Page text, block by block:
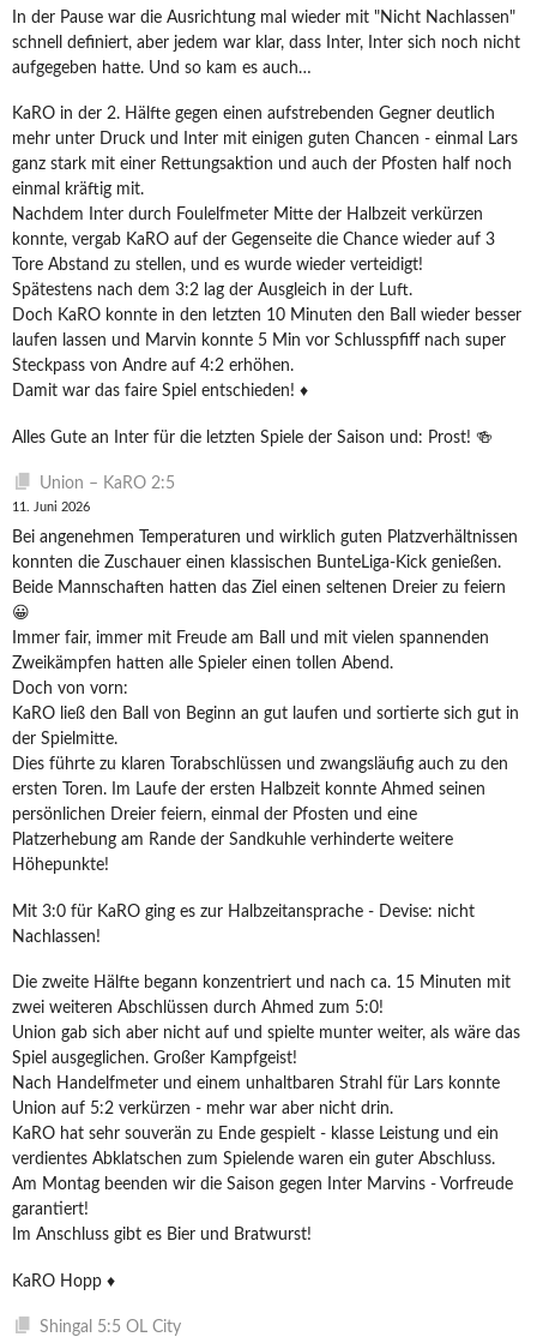
In der Pause war die Ausrichtung mal wieder mit "Nicht Nachlassen"
schnell definiert, aber jedem war klar, dass Inter, Inter sich noch nicht
aufgegeben hatte. Und so kam es auch…
KaRO in der 2. Hälfte gegen einen aufstrebenden Gegner deutlich
mehr unter Druck und Inter mit einigen guten Chancen - einmal Lars
ganz stark mit einer Rettungsaktion und auch der Pfosten half noch
einmal kräftig mit.
Nachdem Inter durch Foulelfmeter Mitte der Halbzeit verkürzen
konnte, vergab KaRO auf der Gegenseite die Chance wieder auf 3
Tore Abstand zu stellen, und es wurde wieder verteidigt!
Spätestens nach dem 3:2 lag der Ausgleich in der Luft.
Doch KaRO konnte in den letzten 10 Minuten den Ball wieder besser
laufen lassen und Marvin konnte 5 Min vor Schlusspfiff nach super
Steckpass von Andre auf 4:2 erhöhen.
Damit war das faire Spiel entschieden! ♦️
Alles Gute an Inter für die letzten Spiele der Saison und: Prost! 🍻
Union – KaRO 2:5
11. Juni 2026
Bei angenehmen Temperaturen und wirklich guten Platzverhältnissen
konnten die Zuschauer einen klassischen BunteLiga-Kick genießen.
Beide Mannschaften hatten das Ziel einen seltenen Dreier zu feiern
😀
Immer fair, immer mit Freude am Ball und mit vielen spannenden
Zweikämpfen hatten alle Spieler einen tollen Abend.
Doch von vorn:
KaRO ließ den Ball von Beginn an gut laufen und sortierte sich gut in
der Spielmitte.
Dies führte zu klaren Torabschlüssen und zwangsläufig auch zu den
ersten Toren. Im Laufe der ersten Halbzeit konnte Ahmed seinen
persönlichen Dreier feiern, einmal der Pfosten und eine
Platzerhebung am Rande der Sandkuhle verhinderte weitere
Höhepunkte!
Mit 3:0 für KaRO ging es zur Halbzeitansprache - Devise: nicht
Nachlassen!
Die zweite Hälfte begann konzentriert und nach ca. 15 Minuten mit
zwei weiteren Abschlüssen durch Ahmed zum 5:0!
Union gab sich aber nicht auf und spielte munter weiter, als wäre das
Spiel ausgeglichen. Großer Kampfgeist!
Nach Handelfmeter und einem unhaltbaren Strahl für Lars konnte
Union auf 5:2 verkürzen - mehr war aber nicht drin.
KaRO hat sehr souverän zu Ende gespielt - klasse Leistung und ein
verdientes Abklatschen zum Spielende waren ein guter Abschluss.
Am Montag beenden wir die Saison gegen Inter Marvins - Vorfreude
garantiert!
Im Anschluss gibt es Bier und Bratwurst!
KaRO Hopp ♦️
Shingal 5:5 OL City